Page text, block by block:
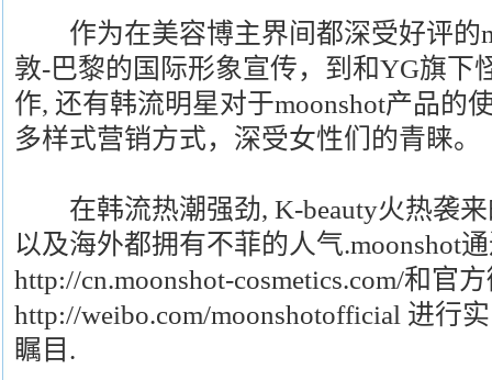
作为在美容博主界间都深受好评的
敦-巴黎的国际形象宣传，到和YG旗下
作, 还有韩流明星对于moonshot产品的
多样式营销方式，深受女性们的青睐。
在韩流热潮强劲, K-beauty火热袭来
以及海外都拥有不菲的人气.moonshot
http://cn.moonshot-cosmetics.com/和官
http://weibo.com/moonshotofficial 进行
瞩目.